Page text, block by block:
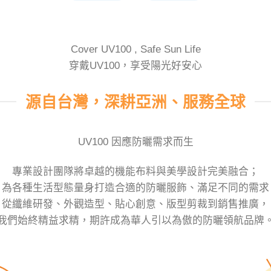
穿戴式防曬專家，UPF50+
Cover UV100 , Safe Sun Life
穿戴UV100，享受陽光好安心
源自台灣，深耕亞洲、服務全球
UV100 因應防曬需求而生
專業設計團隊將卓越的機能布料與美學設計完美融合；
為各種生活型態量身打造合適的防曬服飾、滿足不同的需求
從纖維研發、外觀造型、貼心創意、版型剪裁到銷售推廣，
們始終精益求精，期許成為華人引以為傲的防曬領航品牌。